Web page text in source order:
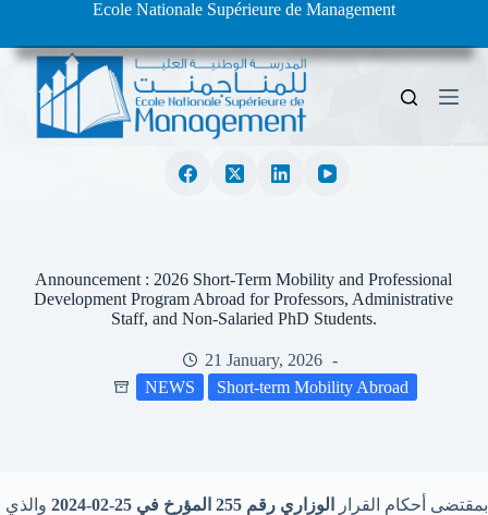
i
Ecole Nationale Supérieure de Management
Announcement : 2026 Short-Term Mobility and Professional
Development Program Abroad for Professors, Administrative
Staff, and Non-Salaried PhD Students.
21 January, 2026
NEWS
Short-term Mobility Abroad
بمقتضى أحكام القرار الوزاري رقم 255 المؤرخ في 25-02-2024
والذي